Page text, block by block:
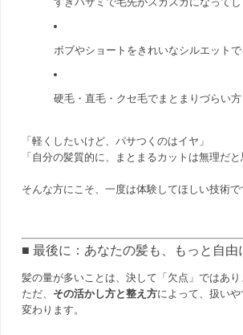
ボブやショートをきれいなシルエット
硬毛・直毛・クセ毛でまとまりづらい方
「軽くしたいけど、パサつくのはイヤ」
「自分の髪質的に、まとまるカットは無理だ
そんな方にこそ、一度は体験してほしい技術で
■ 最後に：あなたの髪も、もっと自由
髪の量が多いことは、決して「欠点」ではあり
ただ、 その活かし方と整え方によって、扱いや
変わります。